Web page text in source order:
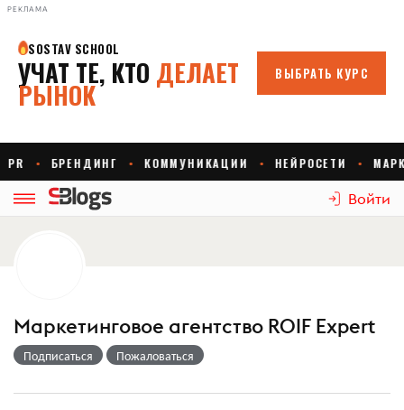
РЕКЛАМА
Войти
Маркетинговое агентство ROIF Expert
Подписаться Пожаловаться